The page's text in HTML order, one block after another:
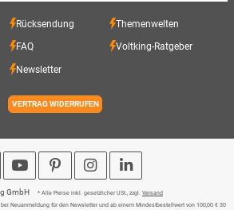
Rücksendung Themenwelten
FAQ Voltking-Ratgeber
Newsletter
VERTRAG WIDERRUFEN
GmbH * Alle Preise inkl. gesetzlicher USt., zzgl. Versand
Neuanmeldung für den Newsletter und ab einem Mindestbestellwert von 100,00 € 30